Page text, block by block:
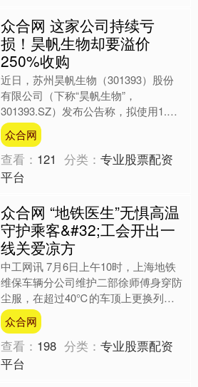
众合网 这家公司持续亏
损！昊帆生物却要溢价
250%收购
近日，苏州昊帆生物（301393）股份
有限公司（下称“昊帆生物”，
301393.SZ）发布公告称，拟使用1.6
亿元自有或自筹资金，购买杭州福斯特
（603806）....
众合网
查看： 121 分类：专业股票配资
平台
众合网 “地铁医生”无惧高温
守护乘客&#32;工会开出一
线关爱凉方
中工网讯 7月6日上午10时，上海地铁
维保车辆分公司维护二部徐师傅身穿防
尘服，在超过40℃的车顶上更换列车
空调滤网。汗水不断从徐师傅的额头、
脖颈滚落，迅速浸透防....
众合网
查看： 198 分类：专业股票配资
平台